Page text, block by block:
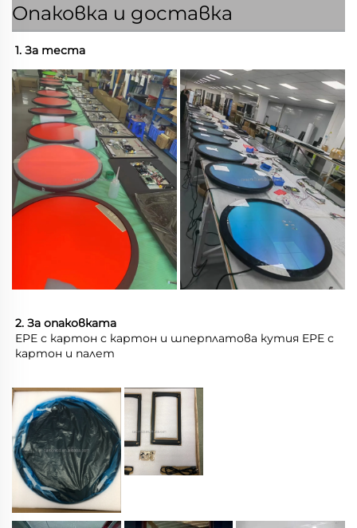
Опаковка и доставка
1. За теста
2. За опаковката
EPE с картон с картон и шперплатова кутия EPE с
картон и палет